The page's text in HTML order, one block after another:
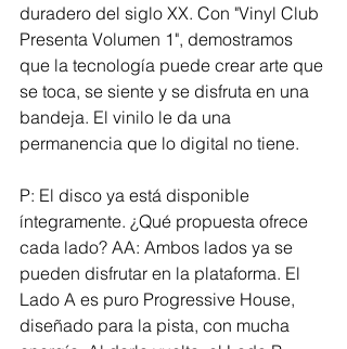
duradero del siglo XX. Con "Vinyl Club
Presenta Volumen 1", demostramos
que la tecnología puede crear arte que
se toca, se siente y se disfruta en una
bandeja. El vinilo le da una
permanencia que lo digital no tiene.
P: El disco ya está disponible
íntegramente. ¿Qué propuesta ofrece
cada lado? AA: Ambos lados ya se
pueden disfrutar en la plataforma. El
Lado A es puro Progressive House,
diseñado para la pista, con mucha